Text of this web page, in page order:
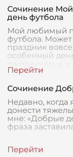
Сочинение
день футбола
Мой любимый
футбола. Может
праздник
особенный
Сочинение
Недавно,
донести
мне: «Добрые
фраза